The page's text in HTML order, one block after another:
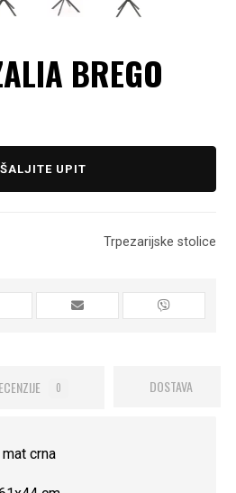
BREGO
UPIT
Trpezarijske stolice
0 DOSTAVA
crna